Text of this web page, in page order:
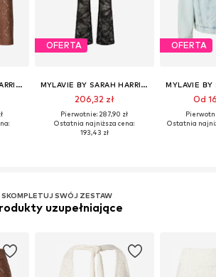
MYLAVIE BY SARAH HARRISON
OFERTA
MYLAVIE BY SARAH HARRISON
206,32 zł
Pierwotnie: 287,90 zł
Ostatnia najniższa cena:
193,43 zł
OFERTA
Od
Ostatnia
SKOMPLETUJ SWÓJ ZESTAW
uzupełniające